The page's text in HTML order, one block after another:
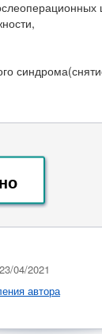
04/2021
автора